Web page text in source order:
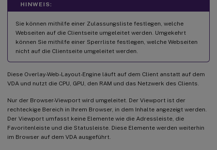
HINWEIS:
Sie können mithilfe einer Zulassungsliste festlegen, welche
Webseiten auf die Clientseite umgeleitet werden. Umgekehrt
können Sie mithilfe einer Sperrliste festlegen, welche Webseiten
nicht auf die Clientseite umgeleitet werden.
Diese Overlay-Web-Layout-Engine läuft auf dem Client anstatt auf dem
VDA und nutzt die CPU, GPU, den RAM und das Netzwerk des Clients.
Nur der Browser-Viewport wird umgeleitet. Der Viewport ist der
rechteckige Bereich in Ihrem Browser, in dem Inhalte angezeigt werden.
Der Viewport umfasst keine Elemente wie die Adressleiste, die
Favoritenleiste und die Statusleiste. Diese Elemente werden weiterhin
im Browser auf dem VDA ausgeführt.